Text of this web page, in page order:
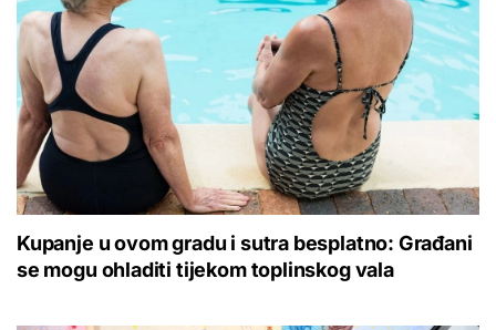
Kupanje u ovom gradu i sutra besplatno: Građani
se mogu ohladiti tijekom toplinskog vala